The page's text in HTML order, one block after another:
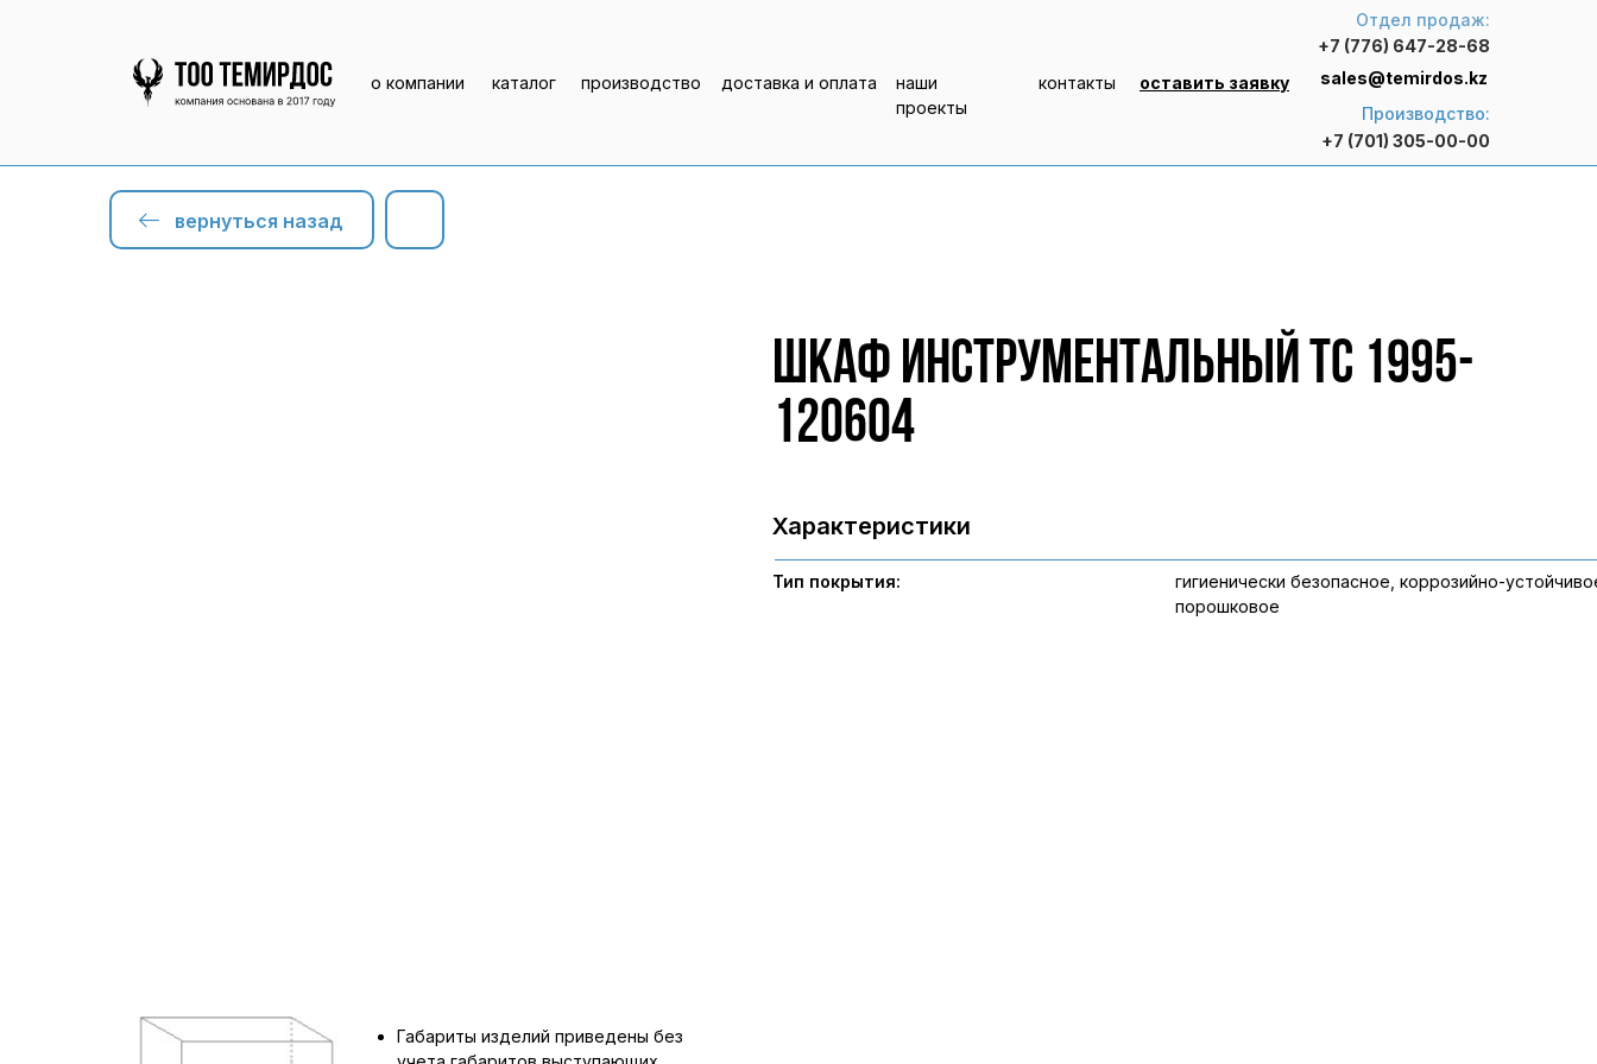
контакты оставить заявку
наши
проекты
производство доставка и оплата
каталог
о компании
Отдел продаж:
+7 (776) 647-28-68
Производство:
+7 (701) 305-00-00
sales@temirdos.kz
вернуться назад
Шкаф инструментальный ТС 1995-
120604
Габариты изделий приведены без
Характеристики
гигиенически безопасное, коррозийно-
порошковое
Тип покрытия: